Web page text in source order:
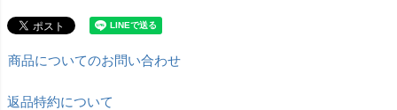
商品についてのお問い合わせ
返品特約について